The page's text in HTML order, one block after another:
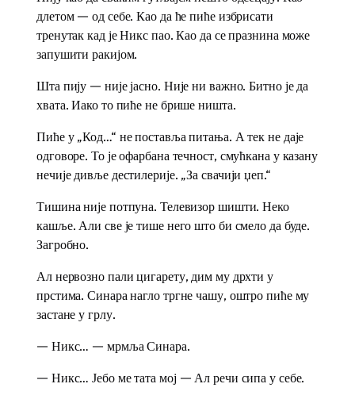
длетом — од себе. Као да ће пиће избрисати
тренутак кад је Никс пао. Као да се празнина може
запушити ракијом.
Шта пију — није јасно. Није ни важно. Битно је да
хвата. Иако то пиће не брише ништа.
Пиће у „Код…“ не поставља питања. А тек не даје
одговоре. То је офарбана течност, смућкана у казану
нечије дивље дестилерије. „За свачији џеп.“
Тишина није потпуна. Телевизор шишти. Неко
кашље. Али све је тише него што би смело да буде.
Загробно.
Ал нервозно пали цигарету, дим му дрхти у
прстима. Синара нагло тргне чашу, оштро пиће му
застане у грлу.
— Никс… — мрмља Синара.
— Никс… Јебо ме тата мој — Ал речи сипа у себе.